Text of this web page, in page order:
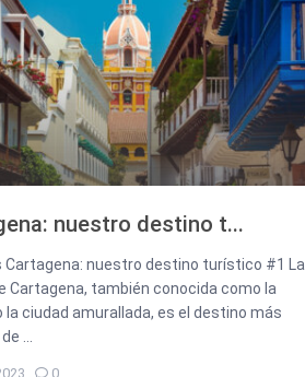
nuestro destino t...
Cartagena: nuestro destino turístico #1 La
Cartagena, también conocida como la
la ciudad amurallada, es el destino más
...
0